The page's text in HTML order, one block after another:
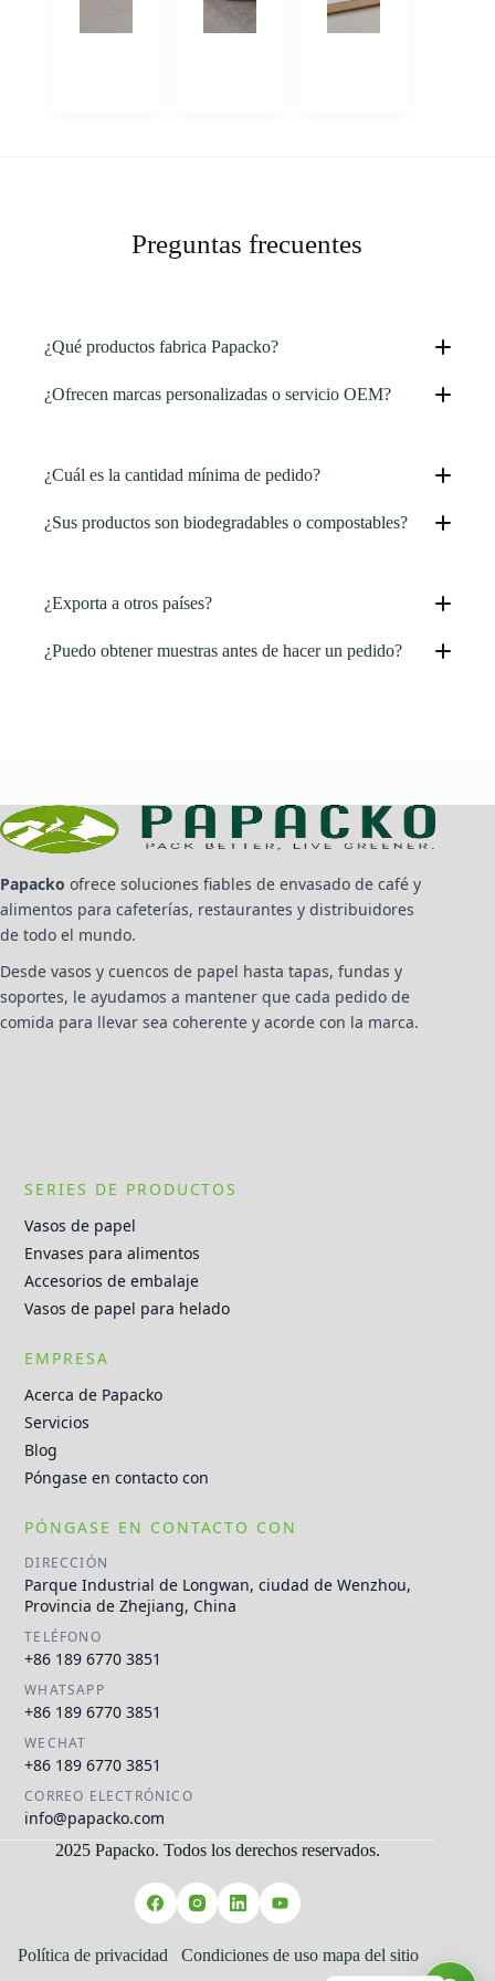
Preguntas frecuentes
¿Qué productos fabrica Papacko?
¿Ofrecen marcas personalizadas o servicio OEM?
¿Cuál es la cantidad mínima de pedido?
¿Sus productos son biodegradables o compostables?
¿Exporta a otros países?
¿Puedo obtener muestras antes de hacer un pedido?
Papacko ofrece soluciones fiables de envasado de café y
alimentos para cafeterías, restaurantes y distribuidores
de todo el mundo.
Desde vasos y cuencos de papel hasta tapas, fundas y
soportes, le ayudamos a mantener que cada pedido de
comida para llevar sea coherente y acorde con la marca.
SERIES DE PRODUCTOS
Vasos de papel
Envases para alimentos
Accesorios de embalaje
Vasos de papel para helado
EMPRESA
Acerca de Papacko
Servicios
Blog
Póngase en contacto con
PÓNGASE EN CONTACTO CON
DIRECCIÓN
Parque Industrial de Longwan, ciudad de Wenzhou,
Provincia de Zhejiang, China
TELÉFONO
+86 189 6770 3851
WHATSAPP
+86 189 6770 3851
WECHAT
+86 189 6770 3851
CORREO ELECTRÓNICO
info@papacko.com
2025 Papacko. Todos los derechos reservados.
Política de privacidad Condiciones de uso mapa del sitio
Русский